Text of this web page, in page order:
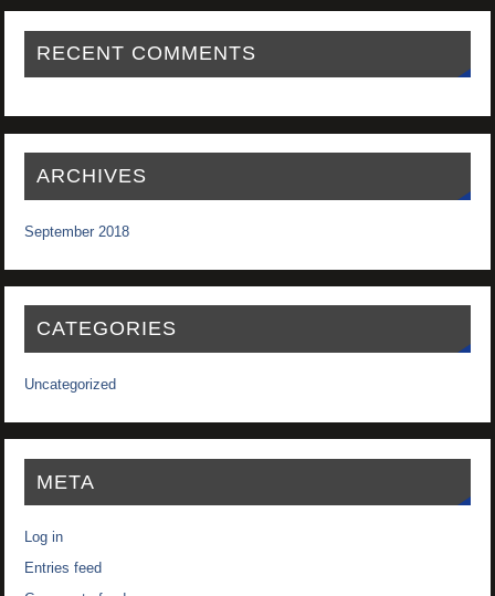
RECENT COMMENTS
ARCHIVES
September 2018
CATEGORIES
Uncategorized
META
Log in
Entries feed